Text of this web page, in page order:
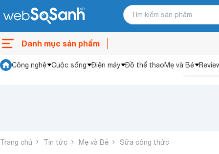
Danh mục sản phẩm
Công nghệ Cuộc sống Điện máy Đồ thể thaoMẹ và Bé
Trang chủ Tin tức Mẹ và Bé Sữa công thức